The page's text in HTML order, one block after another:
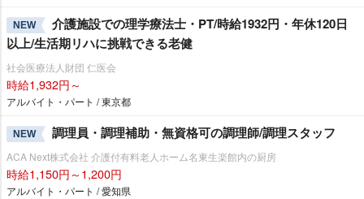
NEW
介護施設での理学療法士・PT/時給1932円・年休120日
以上/生活期リハに挑戦できる老健
社会医療法人財団 仁医会
時給1,932円～
アルバイト・パート / 東京都
NEW 調理員・調理補助・無資格可の調理師/調理スタッフ
ACA Next株式会社 介護付有料老人ホーム名東生楽館内の厨房
時給1,150円～1,200円
アルバイト・パート / 愛知県